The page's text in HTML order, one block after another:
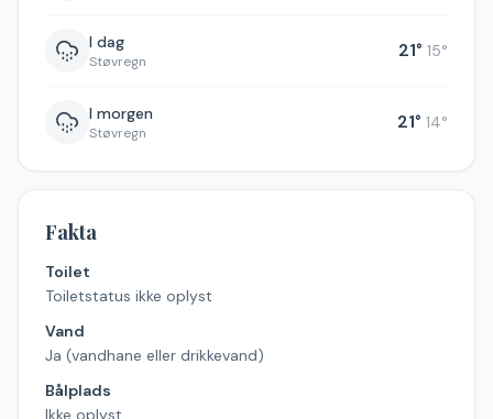
I dag
Støvregn 21° 15°
I morgen
Støvregn 21° 14°
Fakta
Toilet
Toiletstatus ikke oplyst
Vand
Ja (vandhane eller drikkevand)
Bålplads
Ikke oplyst